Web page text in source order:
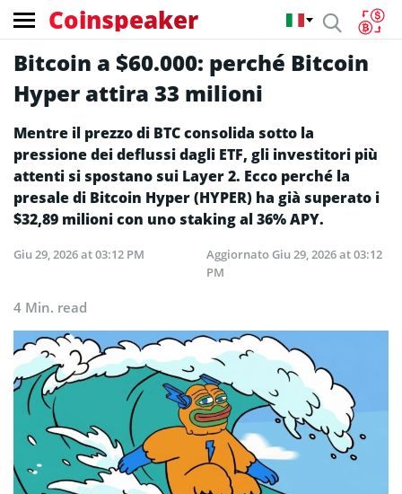
Coinspeaker
Bitcoin a $60.000: perché Bitcoin
Hyper attira 33 milioni
Mentre il prezzo di BTC consolida sotto la
pressione dei deflussi dagli ETF, gli investitori più
attenti si spostano sui Layer 2. Ecco perché la
presale di Bitcoin Hyper (HYPER) ha già superato i
$32,89 milioni con uno staking al 36% APY.
Giu 29, 2026 at 03:12 PM AggiornatoGiu 29, 2026 at 03:12
PM
4 Min. read